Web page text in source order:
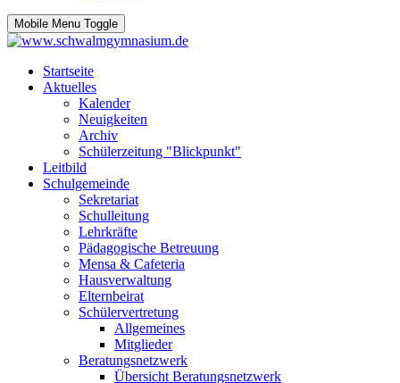
Mobile Menu Toggle
Startseite
Aktuelles
Kalender
Neuigkeiten
Archiv
Schülerzeitung "Blickpunkt"
Leitbild
Schulgemeinde
Sekretariat
Schulleitung
Lehrkräfte
Pädagogische Betreuung
Mensa & Cafeteria
Hausverwaltung
Elternbeirat
Schülervertretung
Allgemeines
Mitglieder
Beratungsnetzwerk
Übersicht Beratungsnetzwerk